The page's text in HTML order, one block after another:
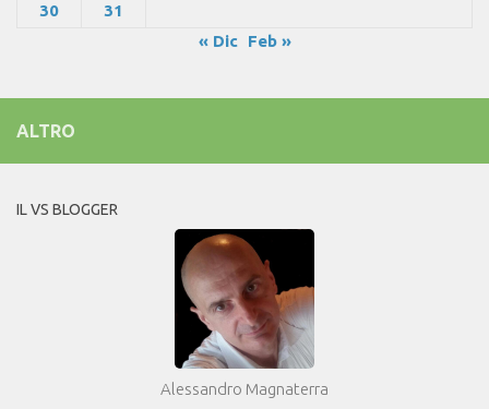
30
31
« Dic
Feb »
ALTRO
IL VS BLOGGER
Alessandro Magnaterra